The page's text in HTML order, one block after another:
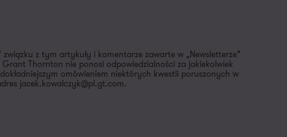
z tym artykuły i komentarze zawarte w „Newsletterze”
Thornton nie ponosi odpowiedzialności za jakiekolwiek
omówieniem niektórych kwestii poruszonych w
jacek.kowalczyk@pl.gt.com.